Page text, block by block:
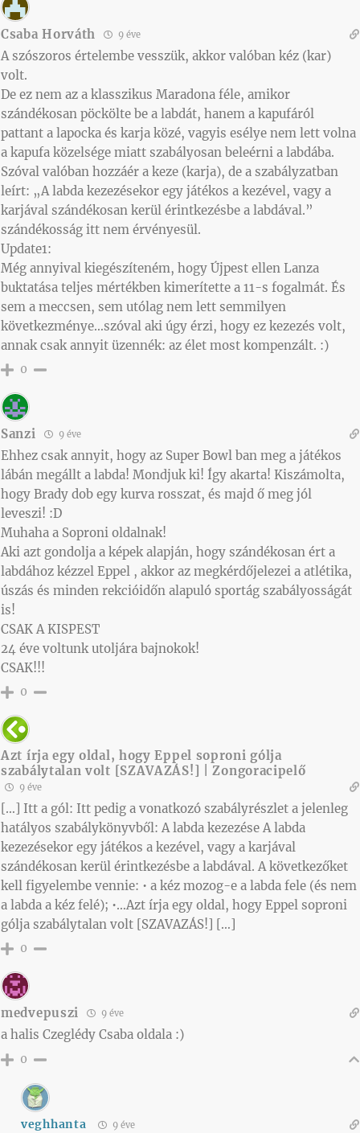
Csaba Horváth 9 éve
A szószoros értelembe vesszük, akkor valóban kéz (kar)
volt.
De ez nem az a klasszikus Maradona féle, amikor
szándékosan pöckölte be a labdát, hanem a kapufáról
pattant a lapocka és karja közé, vagyis esélye nem lett volna
a kapufa közelsége miatt szabályosan beleérni a labdába.
Szóval valóban hozzáér a keze (karja), de a szabályzatban
leírt: „A labda kezezésekor egy játékos a kezével, vagy a
karjával szándékosan kerül érintkezésbe a labdával.”
szándékosság itt nem érvényesül.
Update1:
Még annyival kiegészíteném, hogy Újpest ellen Lanza
buktatása teljes mértékben kimerítette a 11-s fogalmát. És
sem a meccsen, sem utólag nem lett semmilyen
következménye…szóval aki úgy érzi, hogy ez kezezés volt,
annak csak annyit üzennék: az élet most kompenzált. :)
0
Sanzi 9 éve
Ehhez csak annyit, hogy az Super Bowl ban meg a játékos
lábán megállt a labda! Mondjuk ki! Így akarta! Kiszámolta,
hogy Brady dob egy kurva rosszat, és majd ő meg jól
leveszi! :D
Muhaha a Soproni oldalnak!
Aki azt gondolja a képek alapján, hogy szándékosan ért a
labdához kézzel Eppel , akkor az megkérdőjelezei a atlétika,
úszás és minden rekcióidőn alapuló sportág szabályosságát
is!
CSAK A KISPEST
24 éve voltunk utoljára bajnokok!
CSAK!!!
0
Azt írja egy oldal, hogy Eppel soproni gólja
szabálytalan volt [SZAVAZÁS!] | Zongoracipelő
9 éve
[…] Itt a gól: Itt pedig a vonatkozó szabályrészlet a jelenleg
hatályos szabálykönyvből: A labda kezezése A labda
kezezésekor egy játékos a kezével, vagy a karjával
szándékosan kerül érintkezésbe a labdával. A következőket
kell figyelembe vennie: • a kéz mozog-e a labda fele (és nem
a labda a kéz felé); •…Azt írja egy oldal, hogy Eppel soproni
gólja szabálytalan volt [SZAVAZÁS!] […]
0
medvepuszi 9 éve
a halis Czeglédy Csaba oldala :)
0
veghhanta 9 éve